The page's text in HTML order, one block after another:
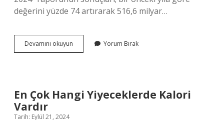
değerini yüzde 74 artırarak 516,6 milyar…
Devamını okuyun Dünyanın
En
Yorum Bırak
En Çok Hangi Yiyeceklerde Kalori
Vardır
Tarih: Eylül 21, 2024